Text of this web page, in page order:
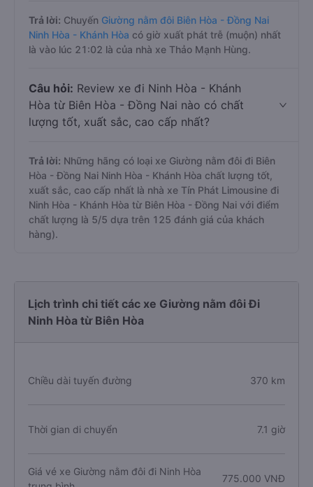
Trả lời: Chuyến Giường nằm đôi Biên Hòa - Đồng Nai
Ninh Hòa - Khánh Hòa có giờ xuất phát trễ (muộn) nhất
là vào lúc 21:02 là của nhà xe Thảo Mạnh Hùng.
Câu hỏi: Review xe đi Ninh Hòa - Khánh
Hòa từ Biên Hòa - Đồng Nai nào có chất
lượng tốt, xuất sắc, cao cấp nhất?
Trả lời: Những hãng có loại xe Giường nằm đôi đi Biên
Hòa - Đồng Nai Ninh Hòa - Khánh Hòa chất lượng tốt,
xuất sắc, cao cấp nhất là nhà xe Tín Phát Limousine đi
Ninh Hòa - Khánh Hòa từ Biên Hòa - Đồng Nai với điểm
chất lượng là 5/5 dựa trên 125 đánh giá của khách
hàng).
Lịch trình chi tiết các xe Giường nằm đôi Đi
Ninh Hòa từ Biên Hòa
Chiều dài tuyến đường 370 km
Thời gian di chuyển 7.1 giờ
Giá vé xe Giường nằm đôi đi Ninh Hòa
775.000 VNĐ